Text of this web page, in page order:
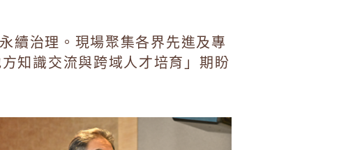
續治理。現場聚集各界先進及專
知識交流與跨域人才培育」期盼